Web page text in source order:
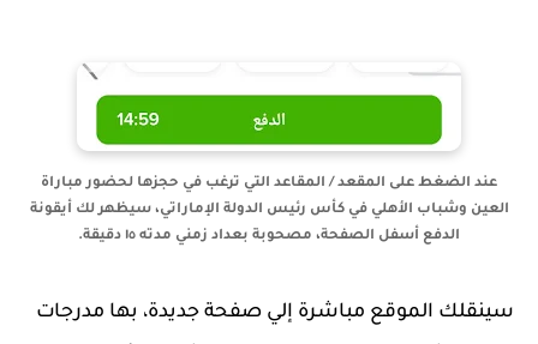
عند الضغط على المقعد / المقاعد التي ترغب في حجزها لحضور مباراة
العين وشباب الأهلي في كأس رئيس الدولة الإماراتي، سيظهر لك أيقونة
الدفع أسفل الصفحة، مصحوبة بعداد زمني مدته ١٥ دقيقة.
سينقلك الموقع مباشرة إلي صفحة جديدة، بها مدرجات